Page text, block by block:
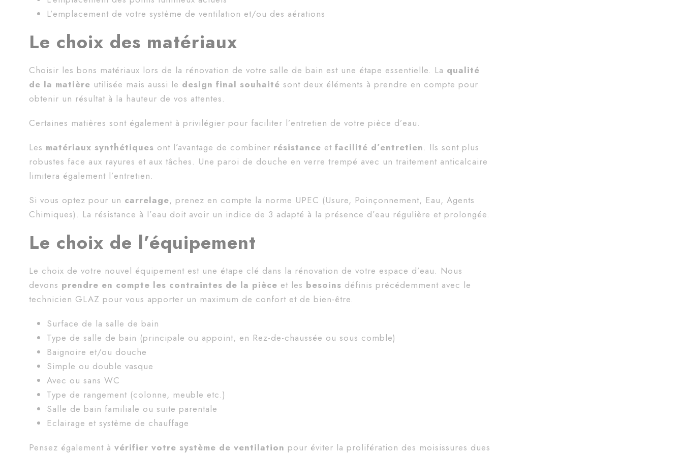
L’emplacement de votre système de ventilation et/ou des aérations
Le choix des matériaux
Choisir les bons matériaux lors de la rénovation de votre salle de bain est une étape essentielle. La qualité
de la matière utilisée mais aussi le design final souhaité sont deux éléments à prendre en compte pour
obtenir un résultat à la hauteur de vos attentes.
Certaines matières sont également à privilégier pour faciliter l’entretien de votre pièce d’eau.
Les matériaux synthétiques ont l’avantage de combiner résistance et facilité d’entretien. Ils sont plus
robustes face aux rayures et aux tâches. Une paroi de douche en verre trempé avec un traitement anticalcaire
limitera également l’entretien.
Si vous optez pour un carrelage, prenez en compte la norme UPEC (Usure, Poinçonnement, Eau, Agents
Chimiques). La résistance à l’eau doit avoir un indice de 3 adapté à la présence d’eau régulière et prolongée.
Le choix de l’équipement
Le choix de votre nouvel équipement est une étape clé dans la rénovation de votre espace d’eau. Nous
devons prendre en compte les contraintes de la pièce et les besoins définis précédemment avec le
technicien GLAZ pour vous apporter un maximum de confort et de bien-être.
Surface de la salle de bain
Type de salle de bain (principale ou appoint, en Rez-de-chaussée ou sous comble)
Baignoire et/ou douche
Simple ou double vasque
Avec ou sans WC
Type de rangement (colonne, meuble etc.)
Salle de bain familiale ou suite parentale
Eclairage et système de chauffage
Pensez également à vérifier votre système de ventilation pour éviter la prolifération des moisissures dues